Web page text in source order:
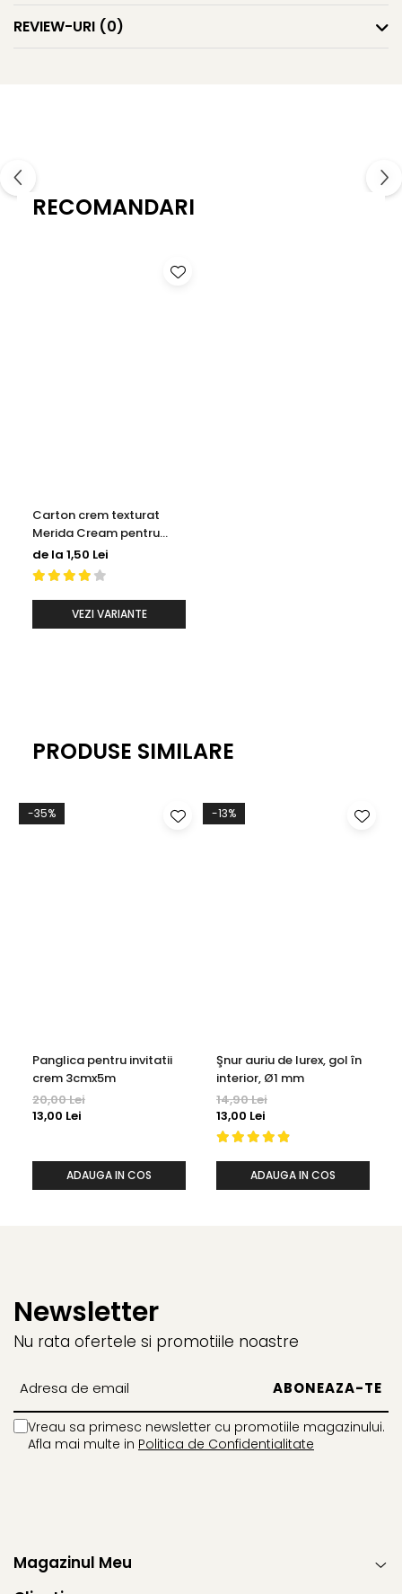
REVIEW-URI (0)
RECOMANDARI
Carton crem texturat
Merida Cream pentru
invitatii de nunta
de la 1,50 Lei
VEZI VARIANTE
PRODUSE SIMILARE
-35%
Panglica pentru invitatii
crem 3cmx5m
20,00 Lei
13,00 Lei
ADAUGA IN COS
-13%
Şnur auriu de lurex, gol în
interior, Ø1 mm
14,90 Lei
13,00 Lei
ADAUGA IN COS
Newsletter
Nu rata ofertele si promotiile noastre
Vreau sa primesc newsletter cu promotiile magazinului.
Afla mai multe in Politica de Confidentialitate
Magazinul Meu